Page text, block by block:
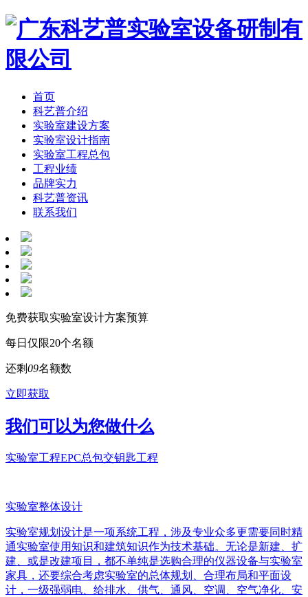
首页
科艺普介绍
实验室建设方案
实验室设计指南
实验室工程总包
工程业绩
品牌实力
科艺普资讯
联系我们
免费获取实验室设计方案预算
每日仅限20个名额
还剩09名额数
立即获取
我们可以为您做什么
实验室工程EPC总包交钥匙工程
实验室整体设计
实验室规划设计是一项系统工程，涉及专业众多更需要同时精
通实验室使用知识和建筑知识作为技术基础。无论是新建、扩
建、或是改建项目，都不单纯是选购合理的仪器设备与实验室
家具，还要综合考虑实验室的总体规划、合理布局和平面设
计，一级强弱电、给排水、供气、通风、空调、空气净化、安